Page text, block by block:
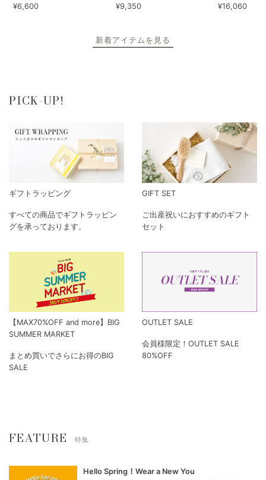
¥6,600
¥9,350
¥16,060
新着アイテムを見る
PICK-UP!
ギフトラッピング
すべての商品でギフトラッピン
グを承っております。
GIFT SET
ご出産祝いにおすすめのギフト
セット
【MAX70%OFF and more】BIG
SUMMER MARKET
まとめ買いでさらにお得のBIG
SALE
OUTLET SALE
会員様限定！OUTLET SALE
80%OFF
FEATURE 特集
Hello Spring！Wear a New You